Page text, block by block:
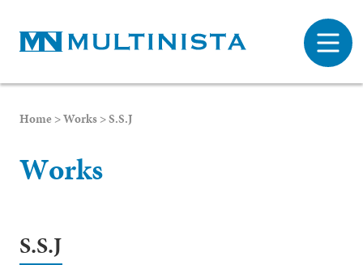
Home>Works>S.S.J
Works
S.S.J